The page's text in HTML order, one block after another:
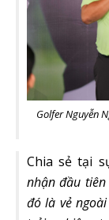
Golfer Nguyễn
Chia sẻ tại
nhận đầu
đó là vẻ